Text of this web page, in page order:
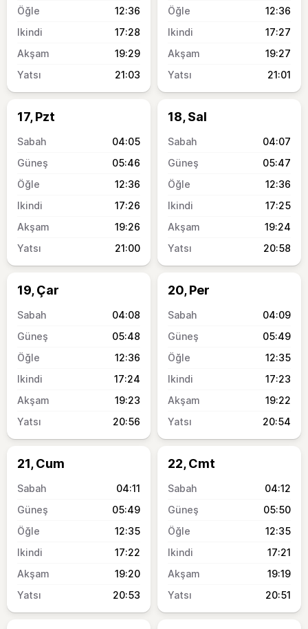
12:36
17:28
19:29
21:03
12:36
17:27
19:27
21:01
17, Pzt
04:05
05:46
12:36
17:26
19:26
21:00
18, Sal
04:07
05:47
12:36
17:25
19:24
20:58
19, Çar
04:08
05:48
12:36
17:24
19:23
20:56
20, Per
04:09
05:49
12:35
17:23
19:22
20:54
21, Cum
04:11
05:49
12:35
17:22
19:20
20:53
22, Cmt
04:12
05:50
12:35
17:21
19:19
20:51